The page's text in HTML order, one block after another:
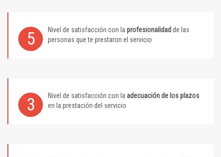
5 Nivel de satisfacción con la profesionalidad de las
personas que te prestaron el servicio
3 Nivel de satisfacción con la adecuación de los plazos
en la prestación del servicio